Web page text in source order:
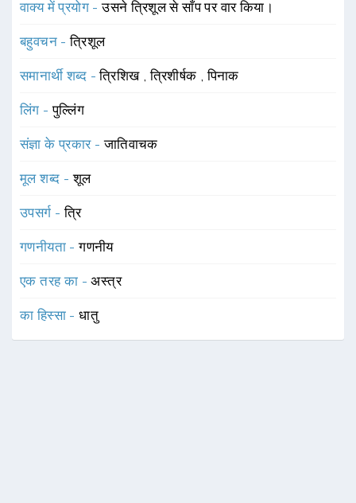
वाक्य में प्रयोग -उसने त्रिशूल से साँप पर वार किया।
बहुवचन -त्रिशूल
समानार्थी शब्द -त्रिशिख ,त्रिशीर्षक ,पिनाक
लिंग -पुल्लिंग
संज्ञा के प्रकार -जातिवाचक
मूल शब्द -शूल
उपसर्ग -त्रि
गणनीयता -गणनीय
एक तरह का -अस्त्र
का हिस्सा -धातु